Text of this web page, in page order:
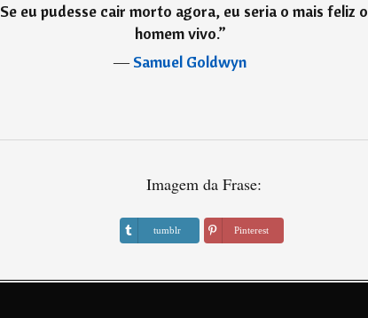
Se eu pudesse cair morto agora, eu seria o mais feliz o
homem vivo.”
―Samuel Goldwyn
Imagem da Frase:
tumblr Pinterest